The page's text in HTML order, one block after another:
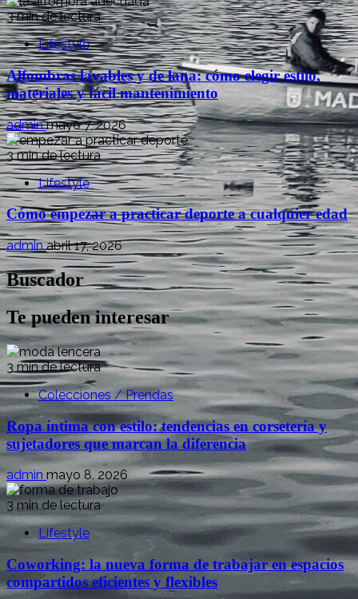
3 min de lectura
Lifestyle
Alfombras lavables y de lana: cómo elegir estilo,
materiales y fácil mantenimiento
adminmayo 7, 2026
3 min de lectura
Lifestyle
Cómo empezar a practicar deporte a cualquier edad
adminabril 17, 2026
Buscador
Te pueden interesar
3 min de lectura
Colecciones / Prendas
Ropa íntima con estilo: tendencias en corsetería y
sujetadores que marcan la diferencia
admin mayo 8, 2026
3 min de lectura
Lifestyle
Coworking: la nueva forma de trabajar en espacios
compartidos eficientes y flexibles